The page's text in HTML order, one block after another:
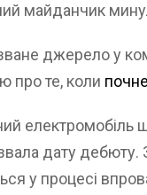
майданчик
джерело у
про те, коли
електромобіль
дату дебюту.
у процесі